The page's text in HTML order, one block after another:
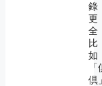
錄
更
全
比
如
倶